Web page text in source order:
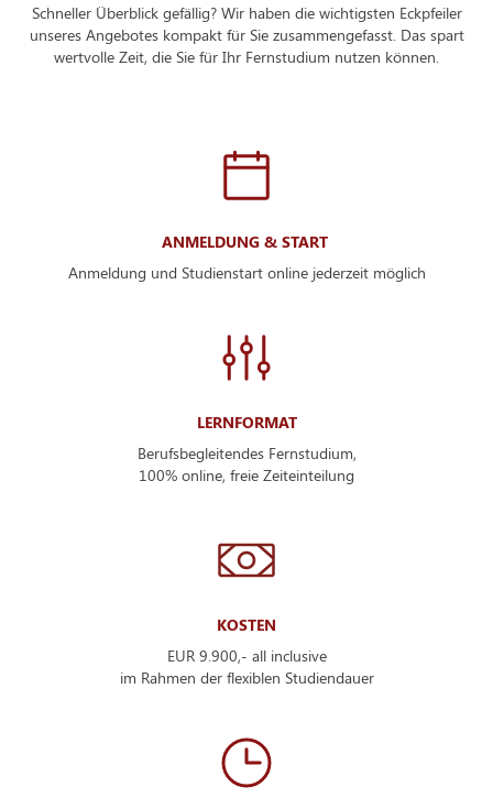
Schneller Überblick gefällig? Wir haben die wichtigsten Eckpfeiler
unseres Angebotes kompakt für Sie zusammengefasst. Das spart
wertvolle Zeit, die Sie für Ihr Fernstudium nutzen können.
ANMELDUNG & START
Anmeldung und Studienstart online jederzeit möglich
LERNFORMAT
Berufsbegleitendes Fernstudium,
100% online, freie Zeiteinteilung
KOSTEN
EUR 9.900,- all inclusive
im Rahmen der flexiblen Studiendauer